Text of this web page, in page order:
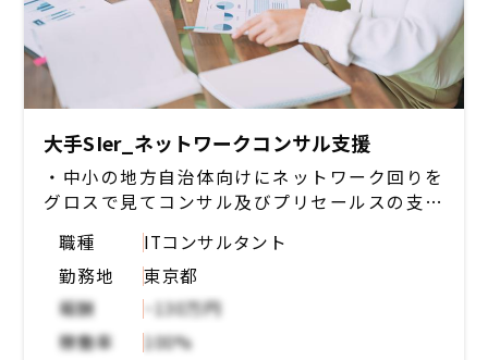
大手SIer_ネットワークコンサル支援
・中小の地方自治体向けにネットワーク回りを
グロスで見てコンサル及びプリセールスの支援
（設計に近いポジション）
職種
ITコンサルタント
勤務地
東京都
報酬
~130万円
稼働率
100%